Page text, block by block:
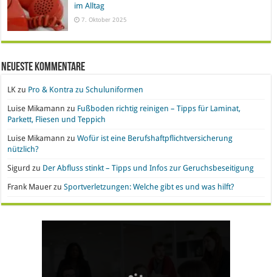
im Alltag
7. Oktober 2025
Neueste Kommentare
LK zu Pro & Kontra zu Schuluniformen
Luise Mikamann zu Fußboden richtig reinigen – Tipps für Laminat,
Parkett, Fliesen und Teppich
Luise Mikamann zuWofür ist eine Berufshaftpflichtversicherung
nützlich?
Sigurd zu Der Abfluss stinkt – Tipps und Infos zur Geruchsbeseitigung
Frank Mauer zuSportverletzungen: Welche gibt es und was hilft?